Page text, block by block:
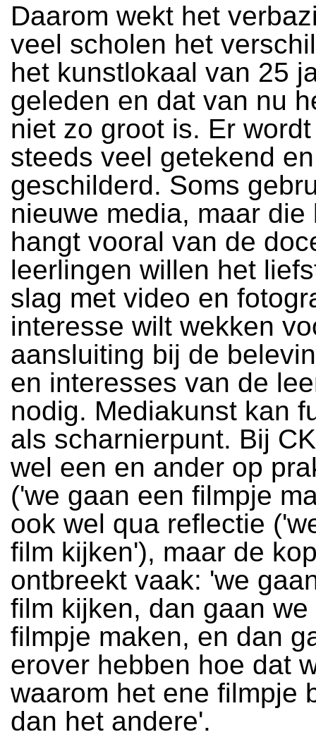
Daarom wekt het
veel scholen het
het kunstlokaal van 25
geleden en dat van nu
niet zo groot is. Er
steeds veel getekend en
geschilderd. Soms
nieuwe media, maar die
hangt vooral van de
leerlingen willen het
slag met video en
interesse wilt wekken
aansluiting bij de
en interesses van de
nodig. Mediakunst kan
als scharnierpunt. Bij
wel een en ander op
('we gaan een filmpje
ook wel qua reflectie
film kijken'), maar de
ontbreekt vaak: 'we
film kijken, dan gaan we
filmpje maken, en dan
erover hebben hoe dat
waarom het ene filmpje
dan het andere'.